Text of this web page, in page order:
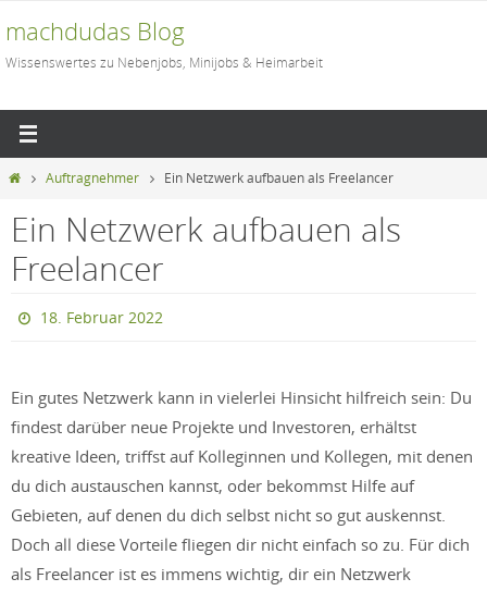
Inhalt
springen
machdudas Blog
Wissenswertes zu Nebenjobs, Minijobs & Heimarbeit
StartAuftragnehmer Ein Netzwerk aufbauen als Freelancer
Ein Netzwerk aufbauen als
Freelancer
18. Februar 2022
Ein gutes Netzwerk kann in vielerlei Hinsicht hilfreich sein: Du
findest darüber neue Projekte und Investoren, erhältst
kreative Ideen, triffst auf Kolleginnen und Kollegen, mit denen
du dich austauschen kannst, oder bekommst Hilfe auf
Gebieten, auf denen du dich selbst nicht so gut auskennst.
Doch all diese Vorteile fliegen dir nicht einfach so zu. Für dich
als Freelancer ist es immens wichtig, dir ein Netzwerk